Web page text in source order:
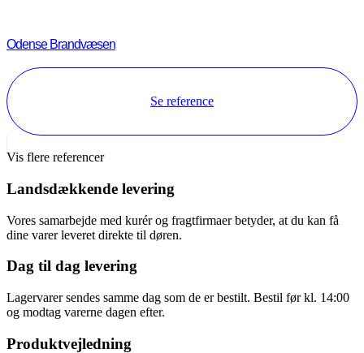
Odense Brandvæsen
Se reference
Vis flere referencer
Landsdækkende levering
Vores samarbejde med kurér og fragtfirmaer betyder, at du kan få
dine varer leveret direkte til døren.
Dag til dag levering
Lagervarer sendes samme dag som de er bestilt. Bestil før kl. 14:00
og modtag varerne dagen efter.
Produktvejledning